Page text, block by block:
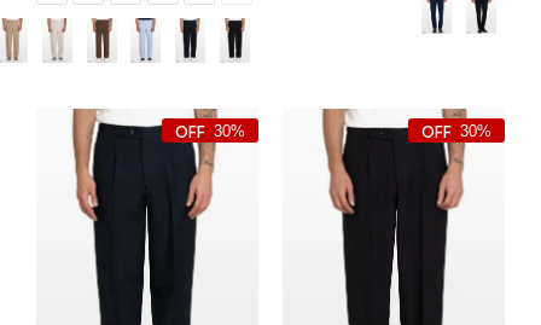
30%
30%